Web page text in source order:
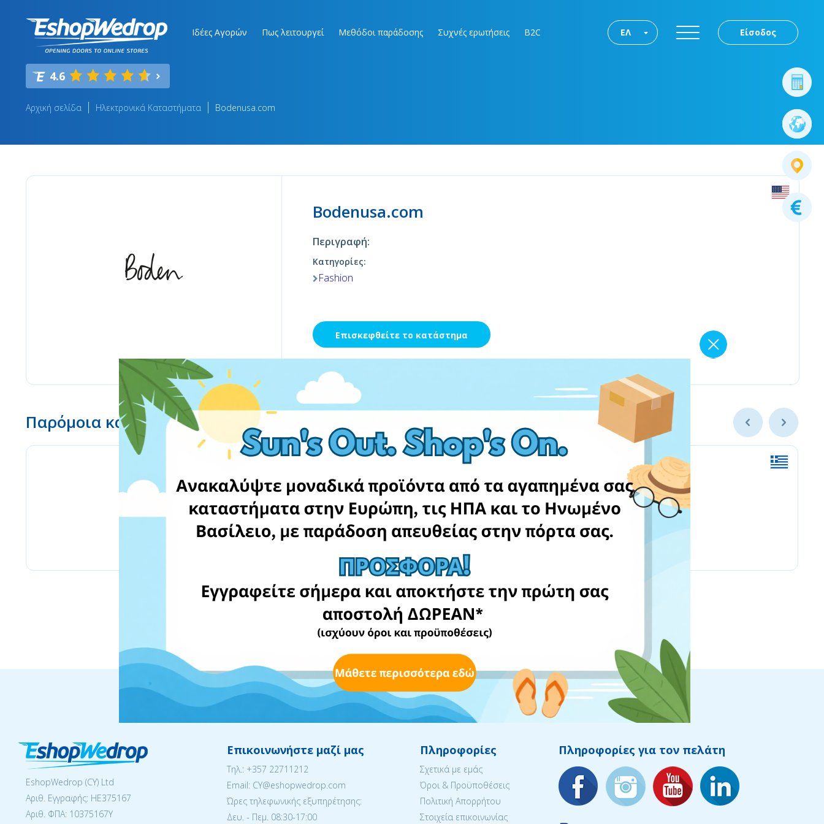
Ιδέες Αγορών Πως λειτουργεί Μεθόδοι παράδοσης Συχνές ερωτήσεις B2C Είσοδος
ΕΛ
4.6
Αρχική σελίδα Ηλεκτρονικά Καταστήματα Bodenusa.com
Bodenusa.com
Περιγραφή:
Κατηγορίες:
Fashion
Επισκεφθείτε το κατάστημα
Παρόμοια καταστήματα
Lulus Nordstrom
EshopWedrop (CY) Ltd
Αριθ. Εγγραφής: ΗΕ375167
Αριθ. ΦΠΑ: 10375167Y
Επικοινωνήστε μαζί μας
Tηλ.: +357 22711212
Email: CY@eshopwedrop.com
Ώρες τηλεφωνικής εξυπηρέτησης:
Δευ. - Πεμ. 08:30-17:00
Πληροφορίες
Σχετικά με εμάς
Όροι & Προϋποθέσεις
Πολιτική Απορρήτου
Στοιχεία επικοινωνίας
Πληροφορίες για τον πελάτη